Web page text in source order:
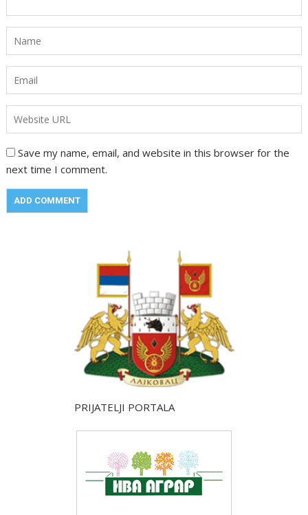
Save my name, email, and website in this browser for the
next time I comment.
PRIJATELJI PORTALA